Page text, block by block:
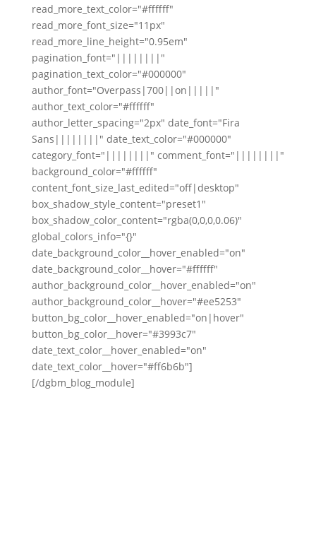
read_more_text_color="#ffffff"
read_more_font_size="11px"
read_more_line_height="0.95em"
pagination_font="||||||||"
pagination_text_color="#000000"
author_font="Overpass|700||on|||||"
author_text_color="#ffffff"
author_letter_spacing="2px" date_font="Fira
Sans||||||||" date_text_color="#000000"
category_font="||||||||" comment_font="||||||||"
background_color="#ffffff"
content_font_size_last_edited="off|desktop"
box_shadow_style_content="preset1"
box_shadow_color_content="rgba(0,0,0,0.06)"
global_colors_info="{}"
date_background_color__hover_enabled="on"
date_background_color__hover="#ffffff"
author_background_color__hover_enabled="on"
author_background_color__hover="#ee5253"
button_bg_color__hover_enabled="on|hover"
button_bg_color__hover="#3993c7"
date_text_color__hover_enabled="on"
date_text_color__hover="#ff6b6b"]
[/dgbm_blog_module]